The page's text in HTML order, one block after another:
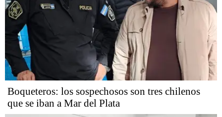
Boqueteros: los sospechosos son tres chilenos
que se iban a Mar del Plata